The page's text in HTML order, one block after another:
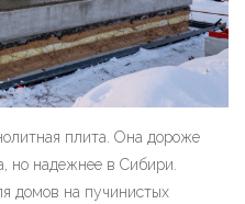
плита. Она дороже
но надежнее в Сибири.
домов на пучинистых